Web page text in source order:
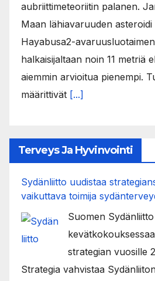
aubriittimeteoriitin palanen.
Maan lähiavaruuden asteroidi
Hayabusa2-
halkaisijaltaan noin 11 metriä
aiemmin arvioitua pienempi.
määrittivät [...]
Terveys Ja Hyvinvointi
Sydänliitto uudistaa
vaikuttava toimija
Suomen
strategian vuosille
Strategia vahvistaa